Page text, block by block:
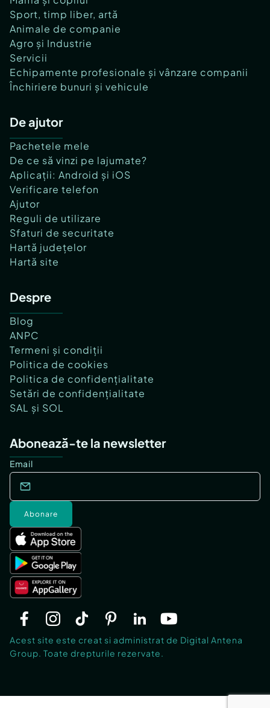
Sport, timp liber, artă
Animale de companie
Agro și Industrie
Servicii
Echipamente profesionale și vânzare companii
Închiriere bunuri și vehicule
De ajutor
Pachetele mele
De ce să vinzi pe lajumate?
Aplicații: Android și iOS
Verificare telefon
Ajutor
Reguli de utilizare
Sfaturi de securitate
Hartă județelor
Hartă site
Despre
Blog
ANPC
Termeni și condiții
Politica de cookies
Politica de confidențialitate
Setări de confidențialitate
SAL și SOL
Abonează-te la newsletter
Email
Abonare
Acest site este creat si administrat de Digital Antena
Group. Toate drepturile rezervate.